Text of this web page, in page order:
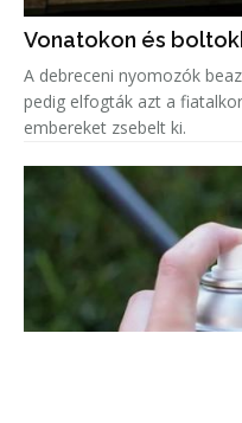
Vonatokon és
A debreceni nyomozók
pedig elfogták azt a
embereket zsebelt ki.